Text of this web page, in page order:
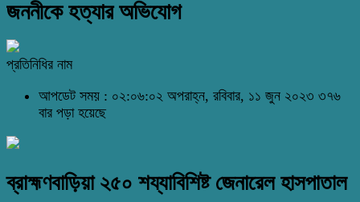
জননীকে হত্যার অভিযোগ
প্রতিনিধির নাম
আপডেট সময় : ০২:০৬:০২ অপরাহ্ন, রবিবার, ১১ জুন ২০২৩ ৩৭৬
বার পড়া হয়েছে
ব্রাহ্মণবাড়িয়া ২৫০ শয্যাবিশিষ্ট জেনারেল হাসপাতাল